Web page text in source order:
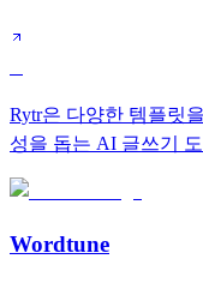
Rytr은 다양한 템플릿
성을 돕는 AI 글쓰기
Wordtune